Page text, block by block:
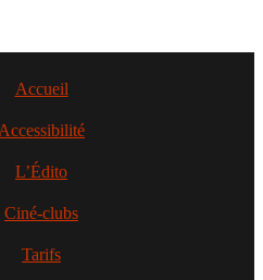
Accueil
Accessibilité
L’Édito
Ciné-clubs
Tarifs